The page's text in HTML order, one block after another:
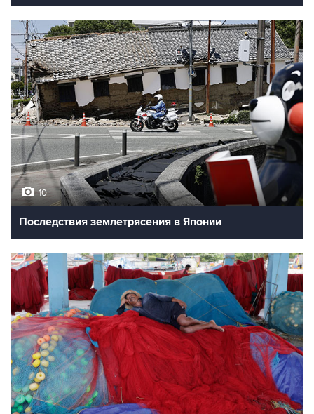
10
Последствия землетрясения в Японии